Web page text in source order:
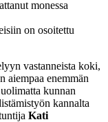
monessa
on osoitettu
vastanneista koki,
aiempaa enemmän
kunnan
kannalta
Kati